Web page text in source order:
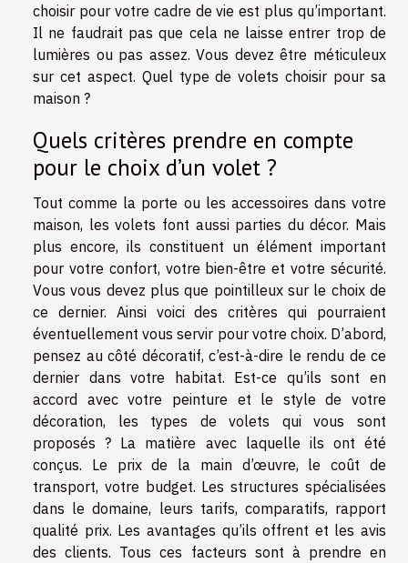
choisir pour votre cadre de vie est plus qu’important.
Il ne faudrait pas que cela ne laisse entrer trop de
lumières ou pas assez. Vous devez être méticuleux
sur cet aspect. Quel type de volets choisir pour sa
maison ?
Quels critères prendre en compte
pour le choix d’un volet ?
Tout comme la porte ou les accessoires dans votre
maison, les volets font aussi parties du décor. Mais
plus encore, ils constituent un élément important
pour votre confort, votre bien-être et votre sécurité.
Vous vous devez plus que pointilleux sur le choix de
ce dernier. Ainsi voici des critères qui pourraient
éventuellement vous servir pour votre choix. D’abord,
pensez au côté décoratif, c’est-à-dire le rendu de ce
dernier dans votre habitat. Est-ce qu’ils sont en
accord avec votre peinture et le style de votre
décoration, les types de volets qui vous sont
proposés ? La matière avec laquelle ils ont été
conçus. Le prix de la main d’œuvre, le coût de
transport, votre budget. Les structures spécialisées
dans le domaine, leurs tarifs, comparatifs, rapport
qualité prix. Les avantages qu’ils offrent et les avis
des clients. Tous ces facteurs sont à prendre en